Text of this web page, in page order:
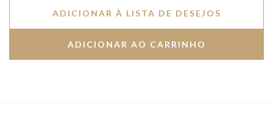
ADICIONAR À LISTA DE DESEJOS